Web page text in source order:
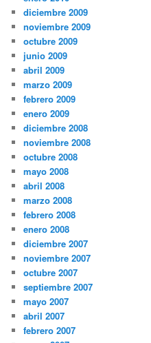
diciembre 2009
noviembre 2009
octubre 2009
junio 2009
abril 2009
marzo 2009
febrero 2009
enero 2009
diciembre 2008
noviembre 2008
octubre 2008
mayo 2008
abril 2008
marzo 2008
febrero 2008
enero 2008
diciembre 2007
noviembre 2007
octubre 2007
septiembre 2007
mayo 2007
abril 2007
febrero 2007